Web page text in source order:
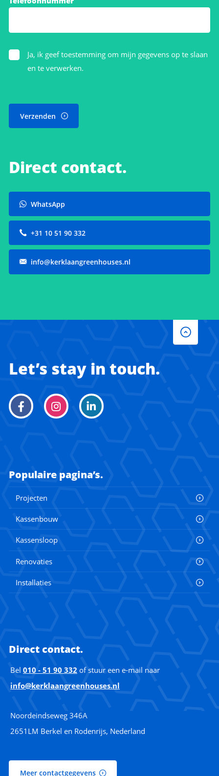
Ja, ik geef toestemming om mijn gegevens op te slaan
en te verwerken.
Verzenden
Direct contact.
WhatsApp
+31 10 51 90 332
info@kerklaangreenhouses.nl
Let’s stay in touch.
Populaire pagina’s.
Projecten
Kassenbouw
Kassensloop
Renovaties
Installaties
Direct contact.
Bel 010 - 51 90 332 of stuur een e-mail naar
info@kerklaangreenhouses.nl
Noordeindseweg 346A
2651LM Berkel en Rodenrijs, Nederland
Meer contactgegevens